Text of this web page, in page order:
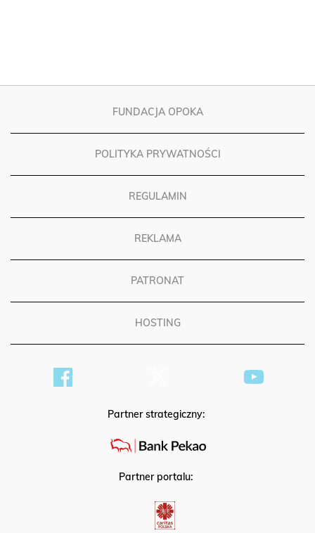
FUNDACJA OPOKA
POLITYKA PRYWATNOŚCI
REGULAMIN
REKLAMA
PATRONAT
HOSTING
Partner strategiczny:
Partner portalu: